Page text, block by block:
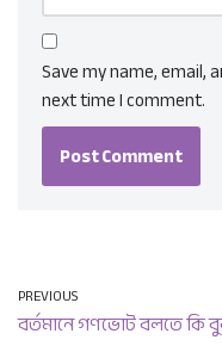
Save my name, email,
next time I comment.
PREVIOUS
বর্তমানে গণভোট বলতে কি